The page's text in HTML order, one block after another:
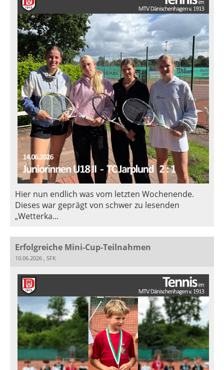
Hier nun endlich was vom letzten Wochenende.
Dieses war geprägt von schwer zu lesenden
„Wetterka...
Erfolgreiche Mini-Cup-Teilnahmen
10.06.2026 , SFK